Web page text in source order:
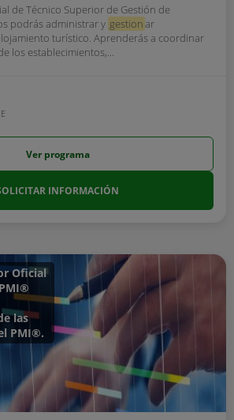
de Técnico Superior de Gestión de
podrás administrar y gestionar
turístico. Aprenderás a coordinar
los establecimientos,...
Ver programa
INFORMACIÓN
Oficial
las
PMI®.